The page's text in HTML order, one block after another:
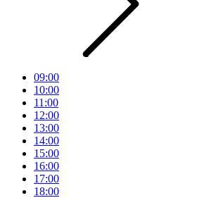
09:00
10:00
11:00
12:00
13:00
14:00
15:00
16:00
17:00
18:00